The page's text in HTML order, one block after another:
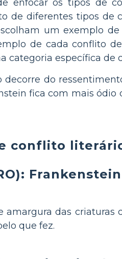
enfocar os tipos de
de diferentes tipos de
um exemplo
de cada conflito
categoria específica de
do
fica com mais ódio
conflito
das criaturas
que fez.